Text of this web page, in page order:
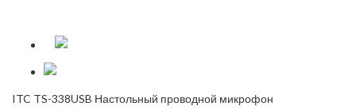
ITC TS-338USB Настольный проводной микрофон